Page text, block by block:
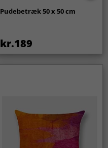
Pudebetræk 50 x 50 cm
kr.189